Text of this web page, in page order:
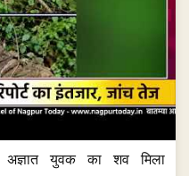
युवक का शव मिला